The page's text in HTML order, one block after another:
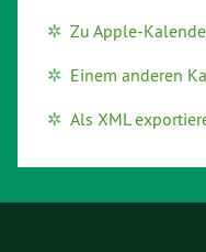
Zu Apple-
Einem anderen
Als XML